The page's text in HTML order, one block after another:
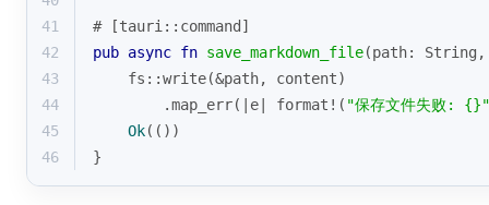
41
# [tauri::command]
42
pub async fn save_markdown_file(path: String
43
    fs::write(&path, content)
44
        .map_err(|e|
format! ( "保存文件失败: {}"
45
Ok(())
46
}